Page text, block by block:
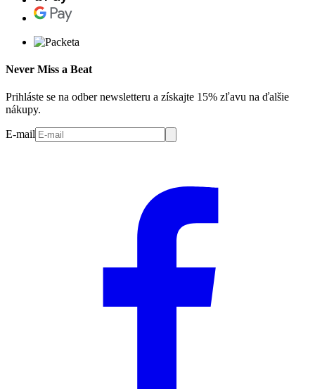
Never Miss a Beat
Prihláste se na odber newsletteru a získajte 15% zľavu na ďalšie
nákupy.
E-mail